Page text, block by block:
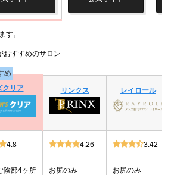
す。
おすすめのサロン
め
クリア
リンクス レイロール
4.8 4.26 3.42
陰部4ヶ所
お尻のみ
お尻のみ